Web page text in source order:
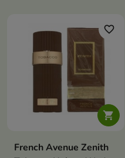

favorite_border
French Avenue Zenith